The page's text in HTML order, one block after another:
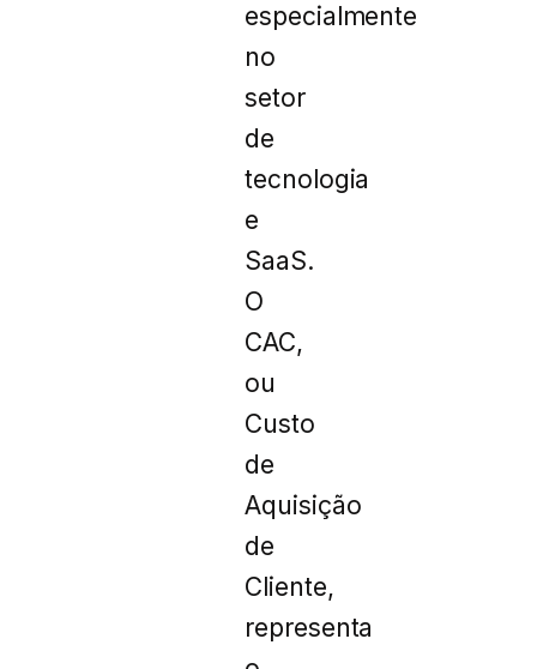
especialmente
no
setor
de
tecnologia
e
SaaS.
O
CAC,
ou
Custo
de
Aquisição
de
Cliente,
representa